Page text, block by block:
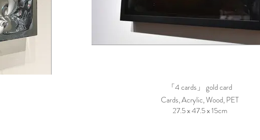
「4 cards」 gold card
Cards, Acrylic, Wood, PET
27.5 x 47.5 x 15cm